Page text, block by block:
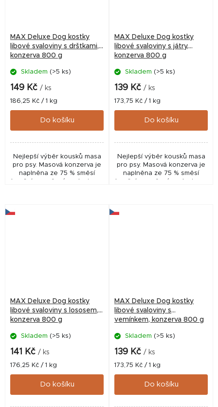
MAX Deluxe Dog kostky
libové svaloviny s dršťkami,
konzerva 800 g
Skladem (>5 ks)
149 Kč / ks
Měrná
cena:
186,25 Kč / 1 kg
Do košíku
Nejlepší výběr kousků masa
pro psy. Masová konzerva je
naplněna ze 75 % směsí
MAX Deluxe Dog kostky
libové svaloviny s játry,
konzerva 800 g
Skladem (>5 ks)
139 Kč / ks
Měrná
cena:
173,75 Kč / 1 kg
Do košíku
Nejlepší výběr kousků masa
pro psy. Masová konzerva je
naplněna ze 75 % směsí
MAX Deluxe Dog kostky
libové svaloviny s lososem,
konzerva 800 g
Skladem (>5 ks)
141 Kč / ks
Měrná
176,25 Kč / 1 kg
Do košíku
MAX Deluxe Dog kostky
libové svaloviny s
vemínkem, konzerva 800 g
Skladem (>5 ks)
139 Kč / ks
Měrná
173,75 Kč / 1 kg
Do košíku